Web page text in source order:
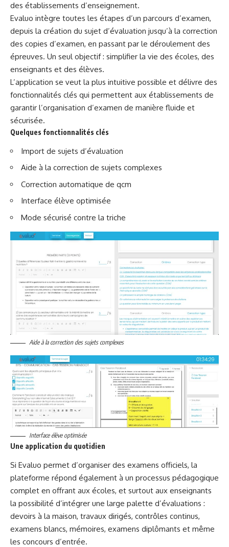
des établissements d’enseignement.
Evaluo intègre toutes les étapes d’un parcours d’examen,
depuis la création du sujet d’évaluation jusqu’à la correction
des copies d’examen, en passant par le déroulement des
épreuves. Un seul objectif : simplifier la vie des écoles, des
enseignants et des élèves.
L’application se veut la plus intuitive possible et délivre des
fonctionnalités clés qui permettent aux établissements de
garantir l’organisation d’examen de manière fluide et
sécurisée.
Quelques fonctionnalités clés
Import de sujets d’évaluation
Aide à la correction de sujets complexes
Correction automatique de qcm
Interface élève optimisée
Mode sécurisé contre la triche
Aide à la correction des sujets complexes
Interface élève optimisée
Une application du quotidien
Si Evaluo permet d’organiser des examens officiels, la
plateforme répond également à un processus pédagogique
complet en offrant aux écoles, et surtout aux enseignants
la possibilité d’intégrer une large palette d’évaluations :
devoirs à la maison, travaux dirigés, contrôles continus,
examens blancs, mémoires, examens diplômants et même
les concours d’entrée.